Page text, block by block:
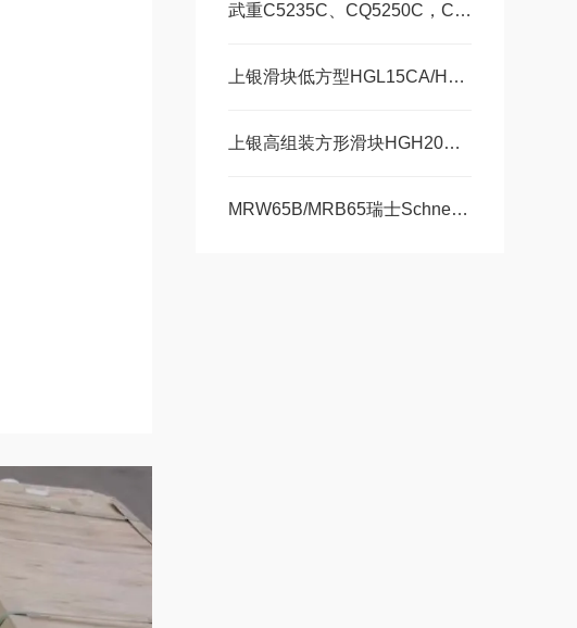
武重C5235C、CQ5250C，C5250数控立式车床直线运动滑块WEH35CA/WEW35CC
上银滑块低方型HGL15CA/HA，HGL25CA/HA
上银高组装方形滑块HGH20CA、HGH25CA
MRW65B/MRB65瑞士Schneeberger施耐博格滑块 导轨